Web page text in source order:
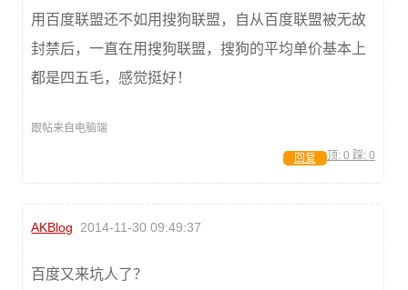
用百度联盟还不如用搜狗联盟，自从百度联盟被无故
封禁后，一直在用搜狗联盟，搜狗的平均单价基本上
都是四五毛，感觉挺好！
跟帖来自电脑端
顶: 0 踩: 0
回复
AKBlog 2014-11-30 09:49:37
百度又来坑人了？